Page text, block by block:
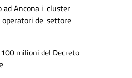
ad Ancona il cluster
del settore
milioni del Decreto